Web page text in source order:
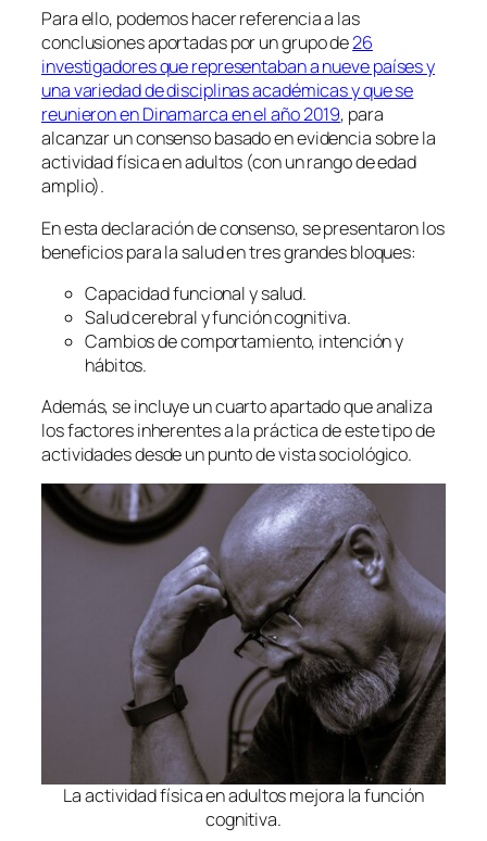
Para ello, podemos hacer referencia a las
conclusiones aportadas por un grupo de26
investigadores que representaban a nueve países y
una variedad de disciplinas académicas y que se
reunieron en Dinamarca en el año 2019, para
alcanzar un consenso basado en evidencia sobre la
actividad física en adultos (con un rango de edad
amplio).
En esta declaración de consenso, se presentaron los
beneficios para la salud en tres grandes bloques:
Capacidad funcional y salud.
Salud cerebral y función cognitiva.
Cambios de comportamiento, intención y
hábitos.
Además, se incluye un cuarto apartado que analiza
los factores inherentes a la práctica de este tipo de
actividades desde un punto de vista sociológico.
La actividad física en adultos mejora la función
cognitiva.